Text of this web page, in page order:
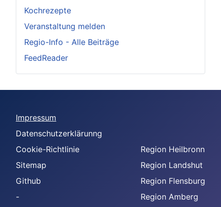
Kochrezepte
Veranstaltung melden
Regio-Info - Alle Beiträge
FeedReader
Impressum
Datenschutzerklärunng
Cookie-Richtlinie
Sitemap
Github
-
Region Heilbronn
Region Landshut
Region Flensburg
Region Amberg